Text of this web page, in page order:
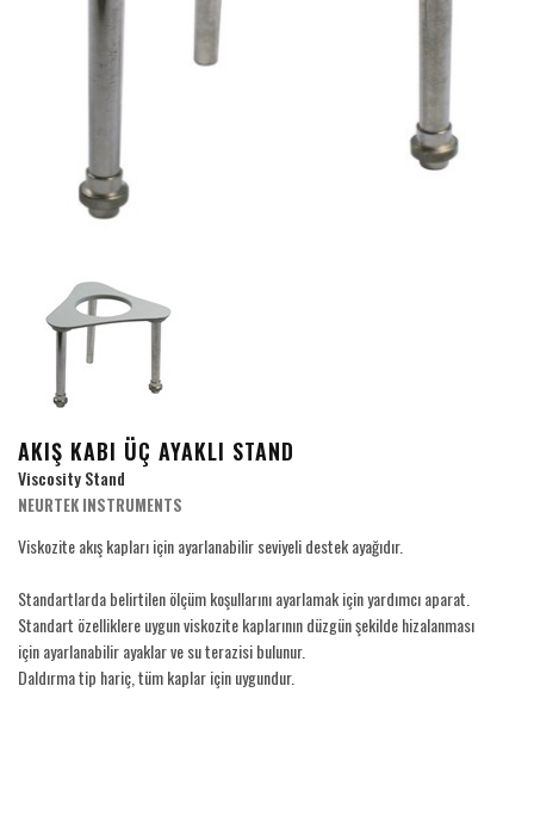
AKIŞ KABI ÜÇ AYAKLI STAND
Viscosity Stand
NEURTEK INSTRUMENTS
Viskozite akış kapları için ayarlanabilir seviyeli destek ayağıdır.
Standartlarda belirtilen ölçüm koşullarını ayarlamak için yardımcı aparat.
Standart özelliklere uygun viskozite kaplarının düzgün şekilde hizalanması
için ayarlanabilir ayaklar ve su terazisi bulunur.
Daldırma tip hariç, tüm kaplar için uygundur.